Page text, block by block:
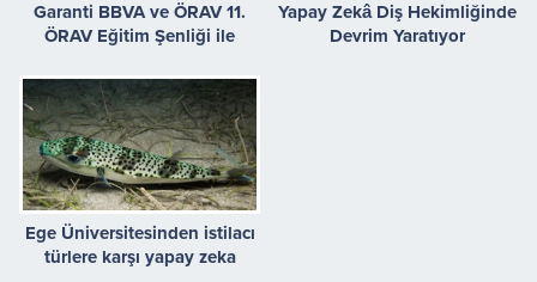
Garanti BBVA ve ÖRAV 11.
ÖRAV Eğitim Şenliği ile
Buluştu
Yapay Zekâ Diş Hekimliğinde
Devrim Yaratıyor
Ege Üniversitesinden istilacı
türlere karşı yapay zeka